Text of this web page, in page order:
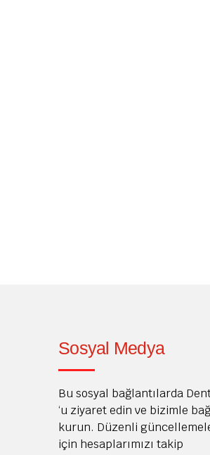
Sosyal Medya
Bu sosyal bağlantılarda
‘u ziyaret edin ve bizimle
kurun. Düzenli
için hesaplarımızı takip